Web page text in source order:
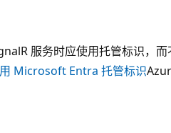
服务时应使用托管标识，
Microsoft Entra 托管标识